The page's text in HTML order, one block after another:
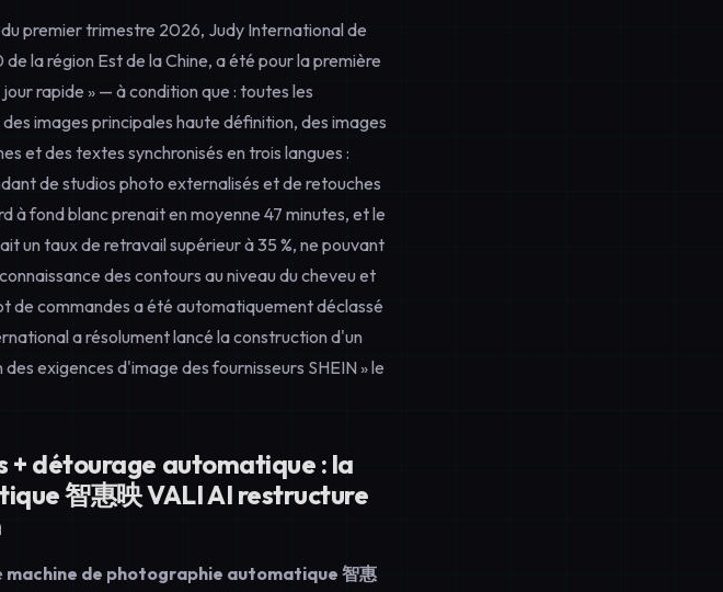
premier trimestre 2026, Judy International de
la région Est de la Chine, a été pour la première
rapide » — à condition que : toutes les
images principales haute définition, des images
et des textes synchronisés en trois langues :
de studios photo externalisés et de retouches
à fond blanc prenait en moyenne 47 minutes, et le
un taux de retravail supérieur à 35 %, ne pouvant
des contours au niveau du cheveu et
de commandes a été automatiquement déclassé
a résolument lancé la construction d'un
exigences d'image des fournisseurs SHEIN » le
+ détourage automatique : la
智惠映 VALI AI restructure
machine de photographie automatique 智惠